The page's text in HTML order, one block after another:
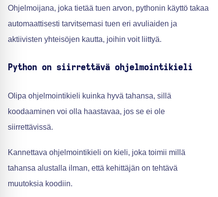
Ohjelmoijana, joka tietää tuen arvon, pythonin käyttö takaa
automaattisesti tarvitsemasi tuen eri avuliaiden ja
aktiivisten yhteisöjen kautta, joihin voit liittyä.
Python on siirrettävä ohjelmointikieli
Olipa ohjelmointikieli kuinka hyvä tahansa, sillä
koodaaminen voi olla haastavaa, jos se ei ole
siirrettävissä.
Kannettava ohjelmointikieli on kieli, joka toimii millä
tahansa alustalla ilman, että kehittäjän on tehtävä
muutoksia koodiin.